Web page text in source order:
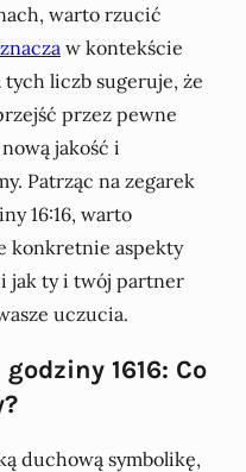
warto rzucić
w kontekście
liczb sugeruje, że
przez pewne
jakość i
Patrząc na zegarek
16:16, warto
konkretnie aspekty
jak ty i twój partner
uczucia.
1616: Co
duchową symbolikę,